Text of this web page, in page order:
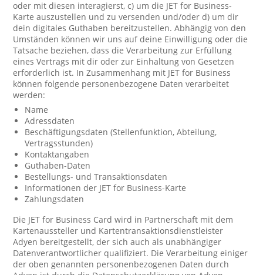
oder mit diesen interagierst, c) um die JET for Business-
Karte auszustellen und zu versenden und/oder d) um dir
dein digitales Guthaben bereitzustellen. Abhängig von den
Umständen können wir uns auf deine Einwilligung oder die
Tatsache beziehen, dass die Verarbeitung zur Erfüllung
eines Vertrags mit dir oder zur Einhaltung von Gesetzen
erforderlich ist. In Zusammenhang mit JET for Business
können folgende personenbezogene Daten verarbeitet
werden:
Name
Adressdaten
Beschäftigungsdaten (Stellenfunktion, Abteilung,
Vertragsstunden)
Kontaktangaben
Guthaben-Daten
Bestellungs- und Transaktionsdaten
Informationen der JET for Business-Karte
Zahlungsdaten
Die JET for Business Card wird in Partnerschaft mit dem
Kartenaussteller und Kartentransaktionsdienstleister
Adyen bereitgestellt, der sich auch als unabhängiger
Datenverantwortlicher qualifiziert. Die Verarbeitung einiger
der oben genannten personenbezogenen Daten durch